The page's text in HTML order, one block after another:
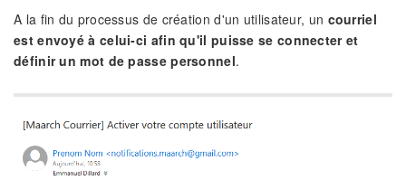
A la fin du processus de création d'un utilisateur, un courriel
est envoyé à celui-ci afin qu'il puisse se connecter et
définir un mot de passe personnel.